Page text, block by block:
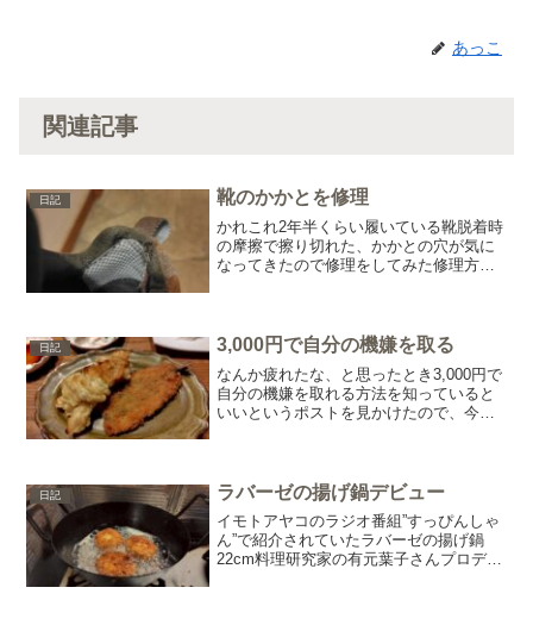
あっこ
関連記事
日記 靴のかかとを修理
かれこれ2年半くらい履いている靴脱着時
の摩擦で擦り切れた、かかとの穴が気に
なってきたので修理をしてみた修理方法
の縁の部分なので、かか...
日記 3,000円で自分の機嫌を取る
なんか疲れたな、と思ったとき3,000円で
自分の機嫌を取れる方法を知っていると
いいというポストを見かけたので、今の
催することにした真...
日記 ラバーゼの揚げ鍋デビュー
イモトアヤコのラジオ番組”すっぴんしゃ
ん”で紹介されていたラバーゼの揚げ鍋
22cm料理研究家の有元葉子さんプロデュ